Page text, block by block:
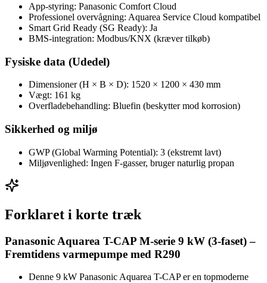
App-styring: Panasonic Comfort Cloud
Professionel overvågning: Aquarea Service Cloud kompatibel
Smart Grid Ready (SG Ready): Ja
BMS-integration: Modbus/KNX (kræver tilkøb)
Fysiske data (Udedel)
Dimensioner (H × B × D): 1520 × 1200 × 430 mm
Vægt: 161 kg
Overfladebehandling: Bluefin (beskytter mod korrosion)
Sikkerhed og miljø
GWP (Global Warming Potential): 3 (ekstremt lavt)
Miljøvenlighed: Ingen F-gasser, bruger naturlig propan
Forklaret i korte træk
Panasonic Aquarea T-CAP M-serie 9 kW (3-faset) –
Fremtidens varmepumpe med R290
Denne 9 kW Panasonic Aquarea T-CAP er en topmoderne